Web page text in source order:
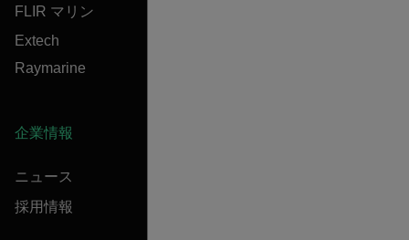
FLIR マリン
Extech
Raymarine
企業情報
ニュース
採用情報